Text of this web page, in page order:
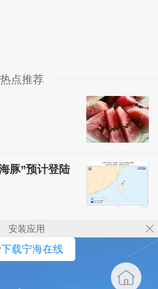
热点推荐
豚”预计登陆
安装应用
载宁海在线